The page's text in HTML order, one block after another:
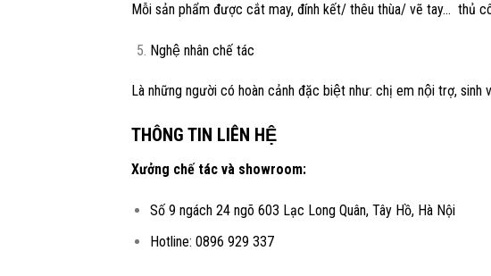
Mỗi sản phẩm được cắt may, đính kết/ thêu thùa/ vẽ tay… thủ
Nghệ nhân chế tác
Là những người có hoàn cảnh đặc biệt như: chị em nội trợ, sinh
THÔNG TIN LIÊN HỆ
Xưởng chế tác và showroom:
Số 9 ngách 24 ngõ 603 Lạc Long Quân, Tây Hồ, Hà Nội
Hotline: 0896 929 337